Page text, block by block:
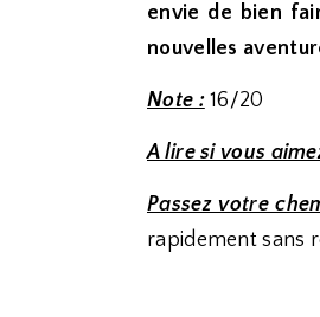
envie de bien
nouvelles
Note :16/20
A lire si vous
Passez votre
rapidement sans